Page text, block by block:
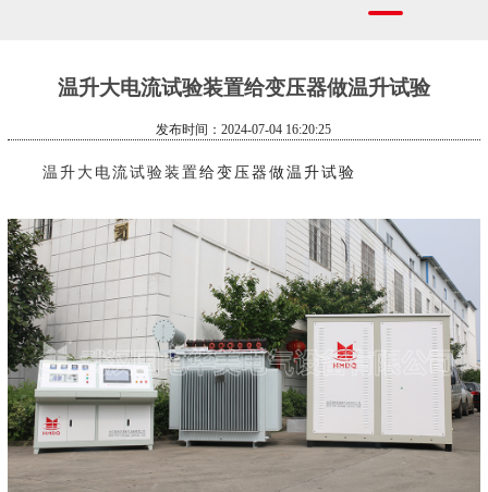
温升大电流试验装置给变压器做温升试验
发布时间：2024-07-04 16:20:25
温升大电流试验装置给变压器做温升试验